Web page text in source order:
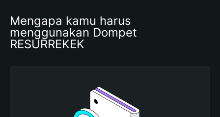
Mengapa kamu harus
menggunakan Dompet
RESURREKEK